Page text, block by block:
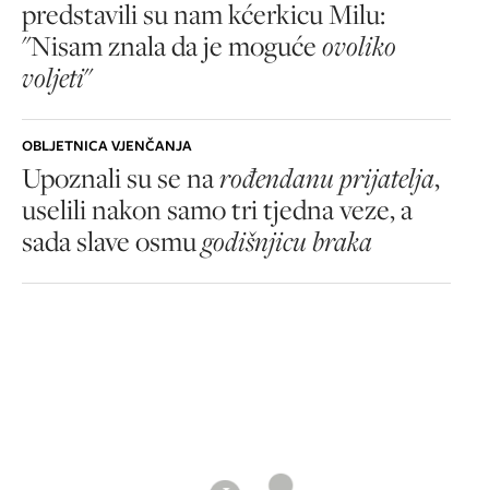
predstavili su nam kćerkicu Milu:
"Nisam znala da je mogućeovoliko
voljeti"
OBLJETNICA VJENČANJA
Upoznali su se narođendanu prijatelja,
uselili nakon samo tri tjedna veze, a
sada slave osmugodišnjicu braka